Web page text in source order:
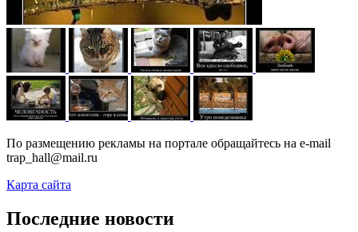
По размещению рекламы на портале обращайтесь на e-mail
trap_hall@mail.ru
Карта сайта
Последние новости